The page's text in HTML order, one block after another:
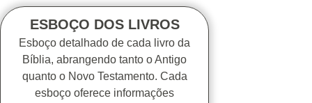
ESBOÇO DOS LIVROS
Esboço detalhado de cada livro da
Bíblia, abrangendo tanto o Antigo
quanto o Novo Testamento. Cada
esboço oferece informações